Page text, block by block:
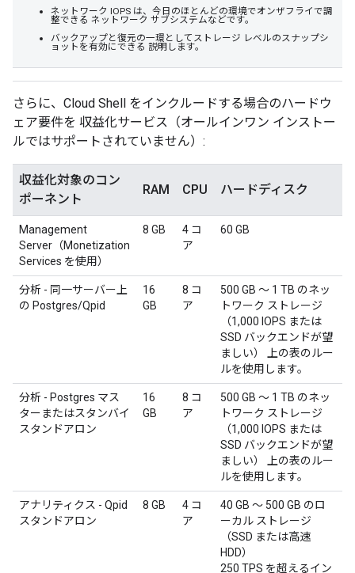
ネットワーク IOPS は、今日のほとんどの環境でオンザフライで調
整できる ネットワーク サブシステムなどです。
バックアップと復元の一環としてストレージ レベルのスナップシ
ョットを有効にできる 説明します。
さらに、Cloud Shell をインクルードする場合のハードウ
ェア要件を 収益化サービス（オールインワン インストー
ルではサポートされていません）:
収益化対象のコン
ポーネント
RAM CPU ハードディスク
Management
Server（Monetization
Services を使用）
8 GB
4 コ
ア
60 GB
分析 - 同一サーバー上
の Postgres/Qpid
16
GB
8 コ
ア
500 GB ～ 1 TB のネッ
トワーク ストレージ
（1,000 IOPS または
SSD バックエンドが望
ましい） 上の表のルー
ルを使用します。
分析 - Postgres マス
ターまたはスタンバイ
スタンドアロン
16
GB
8 コ
ア
500 GB ～ 1 TB のネッ
トワーク ストレージ
（1,000 IOPS または
SSD バックエンドが望
ましい） 上の表のルー
ルを使用します。
アナリティクス - Qpid
スタンドアロン
8 GB
4 コ
ア
40 GB ～ 500 GB のロ
ーカル ストレージ
（SSD または高速
HDD）
250 TPS を超えるイン